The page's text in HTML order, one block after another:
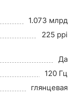
1.073 млрд
225 ppi
Да
120 Гц
глянцевая